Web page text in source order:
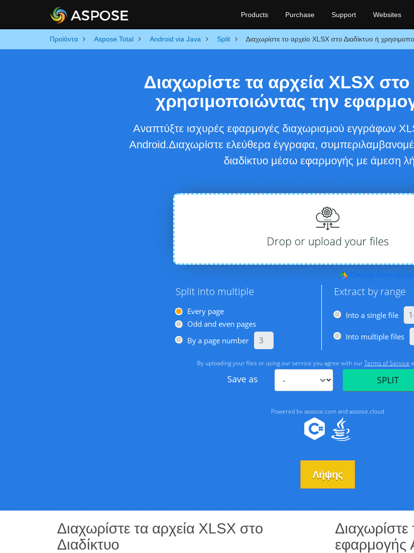
Products Purchase Support Websites
Προϊόντα Aspose.Total Android via Java Split Διαχωρίστε το αρχείο XLSX στο Διαδίκτυο ή
Διαχωρίστε τα αρχεία XLSX στο
χρησιμοποιώντας την
Αναπτύξτε ισχυρές εφαρμογές διαχωρισμού εγγράφων
Android.Διαχωρίστε ελεύθερα έγγραφα,
διαδίκτυο μέσω εφαρμογής με άμεση
Λήψης
Διαχωρίστε τα αρχεία XLSX στο
Διαδίκτυο
εφαρμογής